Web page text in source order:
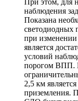
При этом, для
наблюдения
Показана
светодиодных
при
является
условий
порогом ВПП.
2,5 км
приземления.